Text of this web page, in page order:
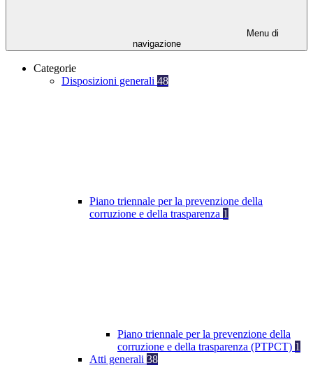
Menu di
navigazione
Categorie
Disposizioni generali 48
Piano triennale per la prevenzione della
corruzione e della trasparenza 1
Piano triennale per la prevenzione della
corruzione e della trasparenza (PTPCT) 1
Atti generali 38